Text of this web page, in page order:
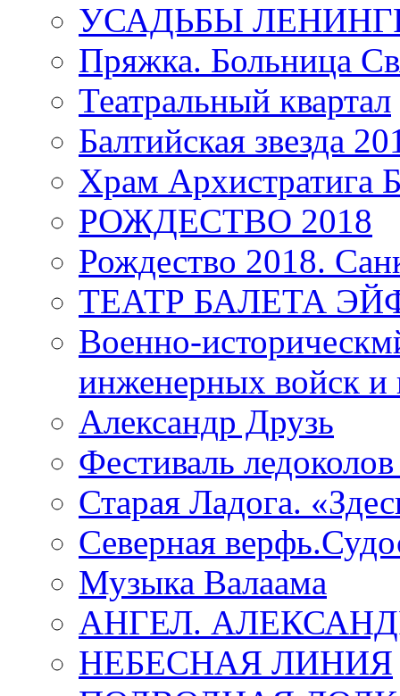
УСАДЬБЫ
Пряжка. Больница
Театральный квартал
Балтийская звезда
Храм
РОЖДЕСТВО 2018
Рождество 2018.
ТЕАТР БАЛЕТА
Военно-
инженерных войск и
Александр Друзь
Фестиваль
Старая Ладога.
Северная
Музыка Валаама
АНГЕЛ.
НЕБЕСНАЯ ЛИНИЯ